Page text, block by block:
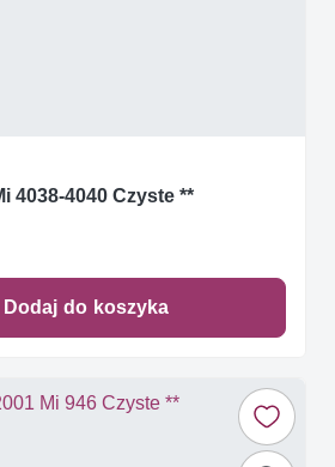
4038-4040 Czyste **
Dodaj do koszyka